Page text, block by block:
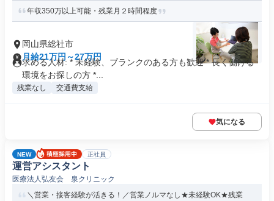
年収350万以上可能・残業月２時間程度
岡山県総社市
月給21万円～27万円
求める人材: * 未経験、ブランクのある方も歓迎 * 長く働ける
環境をお探しの方 *...
残業なし 交通費支給
気になる
NEW 正社員
運営アシスタント
医療法人弘友会 泉クリニック
＼営業・接客経験が活きる！／営業ノルマなし★未経験OK★残業